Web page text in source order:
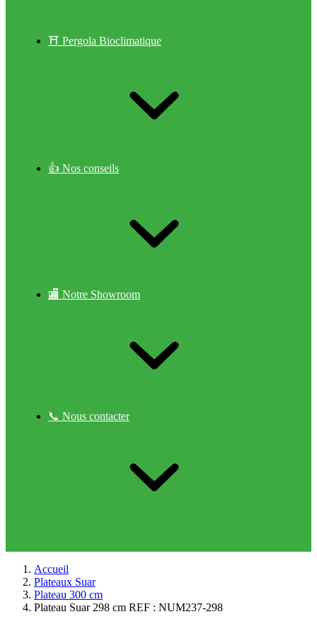
⛩ Pergola Bioclimatique
👍 Nos conseils
🏬 Notre Showroom
📞 Nous contacter
Accueil
Plateaux Suar
Plateau 300 cm
Plateau Suar 298 cm REF : NUM237-298